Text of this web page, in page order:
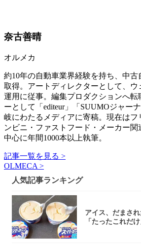
奈古善晴
オルメカ
約10年の自動車業界経験を持ち、中
取得。アートディレクターとして、
運用に従事。編集プロダクションへ転
ーとして「editeur」「SUUMOジャー
岐にわたるメディアに寄稿。現在はフ
ンビニ・ファストフード・メーカー
中心に年間1000本以上執筆。
記事一覧を見る >
OLMECA >
人気記事ランキング
アイス、だまさ
「たったこれだ